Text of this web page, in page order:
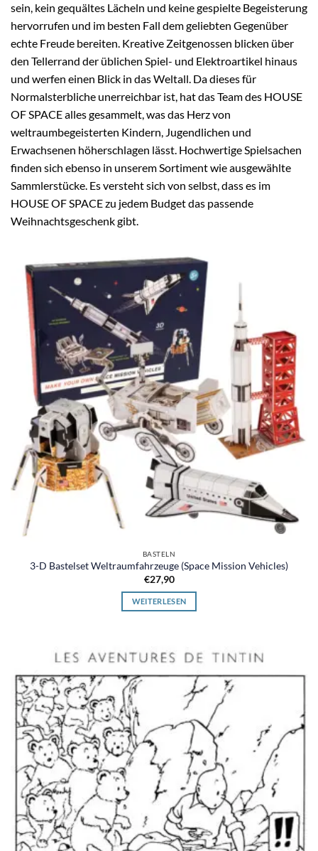
sein, kein gequältes Lächeln und keine gespielte Begeisterung
hervorrufen und im besten Fall dem geliebten Gegenüber
echte Freude bereiten. Kreative Zeitgenossen blicken über
den Tellerrand der üblichen Spiel- und Elektroartikel hinaus
und werfen einen Blick in das Weltall. Da dieses für
Normalsterbliche unerreichbar ist, hat das Team des HOUSE
OF SPACE alles gesammelt, was das Herz von
weltraumbegeisterten Kindern, Jugendlichen und
Erwachsenen höherschlagen lässt. Hochwertige Spielsachen
finden sich ebenso in unserem Sortiment wie ausgewählte
Sammlerstücke. Es versteht sich von selbst, dass es im
HOUSE OF SPACE zu jedem Budget das passende
Weihnachtsgeschenk gibt.
BASTELN
3-D Bastelset Weltraumfahrzeuge (Space Mission Vehicles)
€27,90
WEITERLESEN